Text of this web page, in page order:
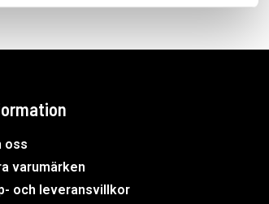
oss
varumärken
och leveransvillkor